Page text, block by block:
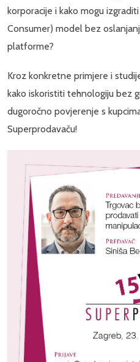
korporacije i kako mogu
Consumer) model bez
platforme?
Kroz konkretne primjere i
kako iskoristiti tehnologiju bez
dugoročno povjerenje s
Superprodavaču!